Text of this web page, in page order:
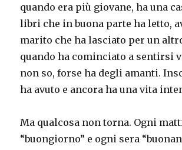
quando era più giovane, ha una
libri che in buona parte ha letto,
marito che ha lasciato per un
quando ha cominciato a sentirsi
non so, forse ha degli amanti.
ha avuto e ancora ha una vita
Ma qualcosa non torna. Ogni
“buongiorno” e ogni sera